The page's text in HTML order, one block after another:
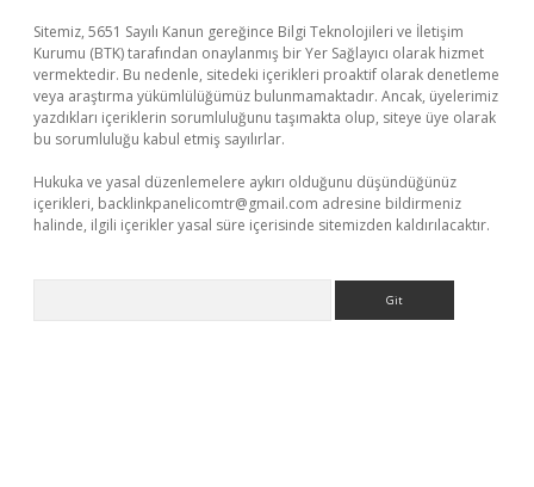
Sitemiz, 5651 Sayılı Kanun gereğince Bilgi Teknolojileri ve İletişim
Kurumu (BTK) tarafından onaylanmış bir Yer Sağlayıcı olarak hizmet
vermektedir. Bu nedenle, sitedeki içerikleri proaktif olarak denetleme
veya araştırma yükümlülüğümüz bulunmamaktadır. Ancak, üyelerimiz
yazdıkları içeriklerin sorumluluğunu taşımakta olup, siteye üye olarak
bu sorumluluğu kabul etmiş sayılırlar.
Hukuka ve yasal düzenlemelere aykırı olduğunu düşündüğünüz
içerikleri, backlinkpanelicomtr@gmail.com adresine bildirmeniz
halinde, ilgili içerikler yasal süre içerisinde sitemizden kaldırılacaktır.